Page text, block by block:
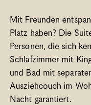
Mit Freunden
Platz haben? Die
Personen, die sich
Schlafzimmer mit
und Bad mit
Ausziehcouch im
Nacht garantiert.